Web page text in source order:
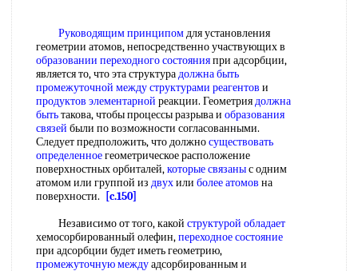
Руководящим принципомдля установления
геометрии атомов, непосредственно участвующих в
образовании переходного состоянияпри адсорбции,
является то, что эта структурадолжна быть
промежуточной междуструктурами реагентов и
продуктов элементарной реакции. Геометриядолжна
бытьтакова, чтобы процессы разрыва и образования
связей были по возможности согласованными.
Следует предположить, что должносуществовать
определенноегеометрическое расположение
поверхностных орбиталей,которые связаныс одним
атомом или группой из двухили более атомов на
поверхности.
[c.150]
Независимо от того, какой структурой обладает
хемосорбированный олефин,переходное состояние
при адсорбции будет иметь геометрию,
промежуточную междуадсорбированным и